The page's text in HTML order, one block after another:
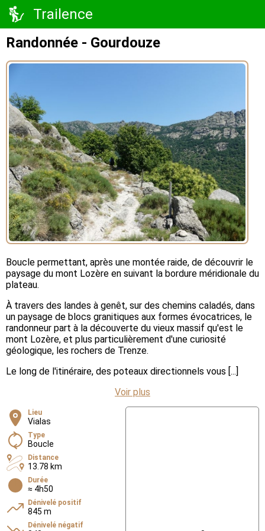
Trailence
Randonnée - Gourdouze
Boucle permettant, après une montée raide, de découvrir le
paysage du mont Lozère en suivant la bordure méridionale du
plateau.
À travers des landes à genêt, sur des chemins caladés, dans
un paysage de blocs granitiques aux formes évocatrices, le
randonneur part à la découverte du vieux massif qu'est le
mont Lozère, et plus particulièrement d'une curiosité
géologique, les rochers de Trenze.
Le long de l'itinéraire, des poteaux directionnels vous [...]
Voir plus
Lieu
Vialas
Type
Boucle
Distance
13.78 km
Durée
≈ 4h50
Dénivelé positif
845 m
Dénivelé négatif